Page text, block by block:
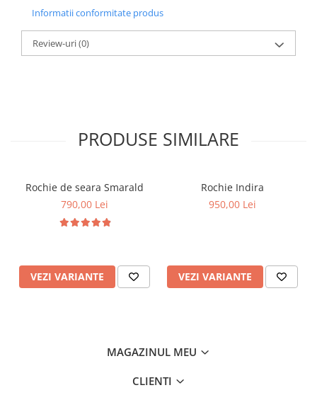
Informatii conformitate produs
Review-uri(0)
PRODUSE SIMILARE
Rochie de seara Smarald
790,00 Lei
VEZI VARIANTE
Rochie Indira
950,00 Lei
VEZI VARIANTE
MAGAZINUL MEU
CLIENTI